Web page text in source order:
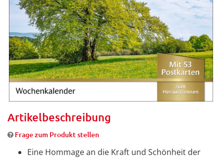
Artikelbeschreibung
Frage zum Produkt stellen
Eine Hommage an die Kraft und Schönheit der